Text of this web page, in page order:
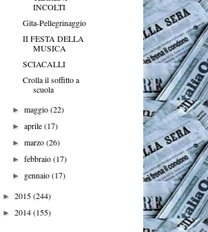
INCOLTI
Gita-Pellegrinaggio
II FESTA DELLA
MUSICA
SCIACALLI
Crolla il soffitto a
scuola
►maggio(22)
►aprile(17)
►marzo(26)
►febbraio(17)
► gennaio(17)
► 2015(244)
► 2014(155)